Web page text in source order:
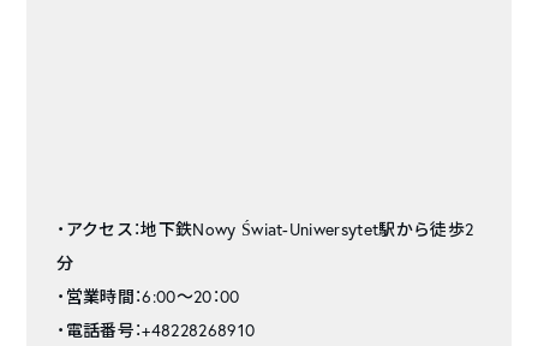
・アクセス：地下鉄Nowy Świat-Uniwersytet駅から徒歩2
分
・営業時間：6:00〜20：00
・電話番号：+48228268910